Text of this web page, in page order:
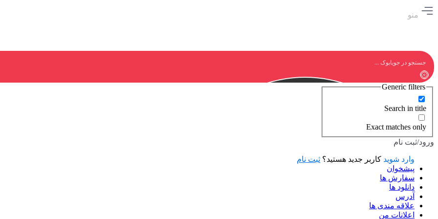
منو
Generic filters
Search in title
Exact matches only
ورود/ثبت نام
وارد شوید کاربر جدید هستید؟ ثبت نام
پیشخوان
سفارش ها
دانلود ها
آدرس
علاقه مندی ها
اعلانات من